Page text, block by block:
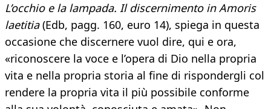
L’occhio e la lampada. Il discernimento in Amoris
laetitia(Edb, pagg. 160, euro 14), spiega in questa
occasione che discernere vuol dire, qui e ora,
«riconoscere la voce e l’opera di Dio nella propria
vita e nella propria storia al fine di rispondergli col
rendere la propria vita il più possibile conforme